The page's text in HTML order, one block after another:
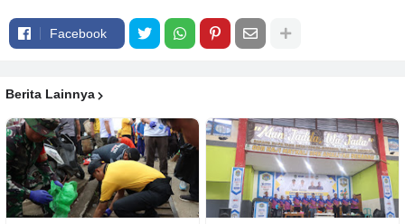
Facebook
Berita Lainnya